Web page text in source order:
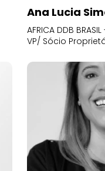
Ana Lucia
AFRICA DDB
VP/ Sócio